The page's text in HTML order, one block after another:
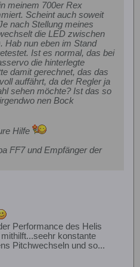
meinem 700er Rex
Scheint auch soweit
nach Stellung meines
die LED zwischen
Hab nun eben im Stand
Ist es normal, das bei
die hinterlegte
damit gerechnet, das das
auffährt, da der Regler ja
sehen möchte? Ist das so
nen Bock
Hilfe
FF7 und Empfänger der
Performance des Helis
konstante
Pitchwechseln und so...